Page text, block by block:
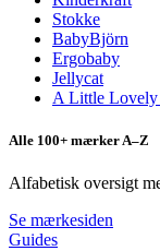
Stokke
BabyBjörn
Ergobaby
Jellycat
A Little Lovely
Alle 100+ mærker A–Z
Alfabetisk oversigt
Se mærkesiden
Guides